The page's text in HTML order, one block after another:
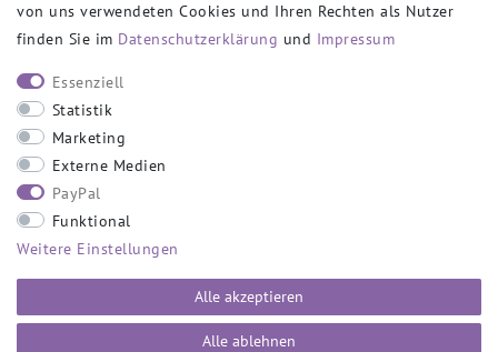
SOCIAL
SICHER EINKAUFEN
von uns verwendeten Cookies und Ihren Rechten als Nutzer
finden Sie im Daten­schutz­erklärung und Impressum
Essenziell
Statistik
Marketing
Externe Medien
PayPal
Funktional
Weitere Einstellungen
Alle akzeptieren
Alle ablehnen